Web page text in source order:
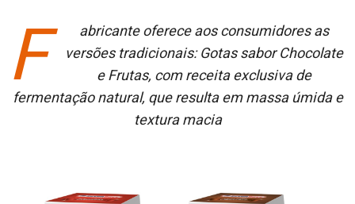
F
abricante oferece aos consumidores as
versões tradicionais: Gotas sabor Chocolate
e Frutas, com receita exclusiva de
fermentação natural, que resulta em massa úmida e
textura macia